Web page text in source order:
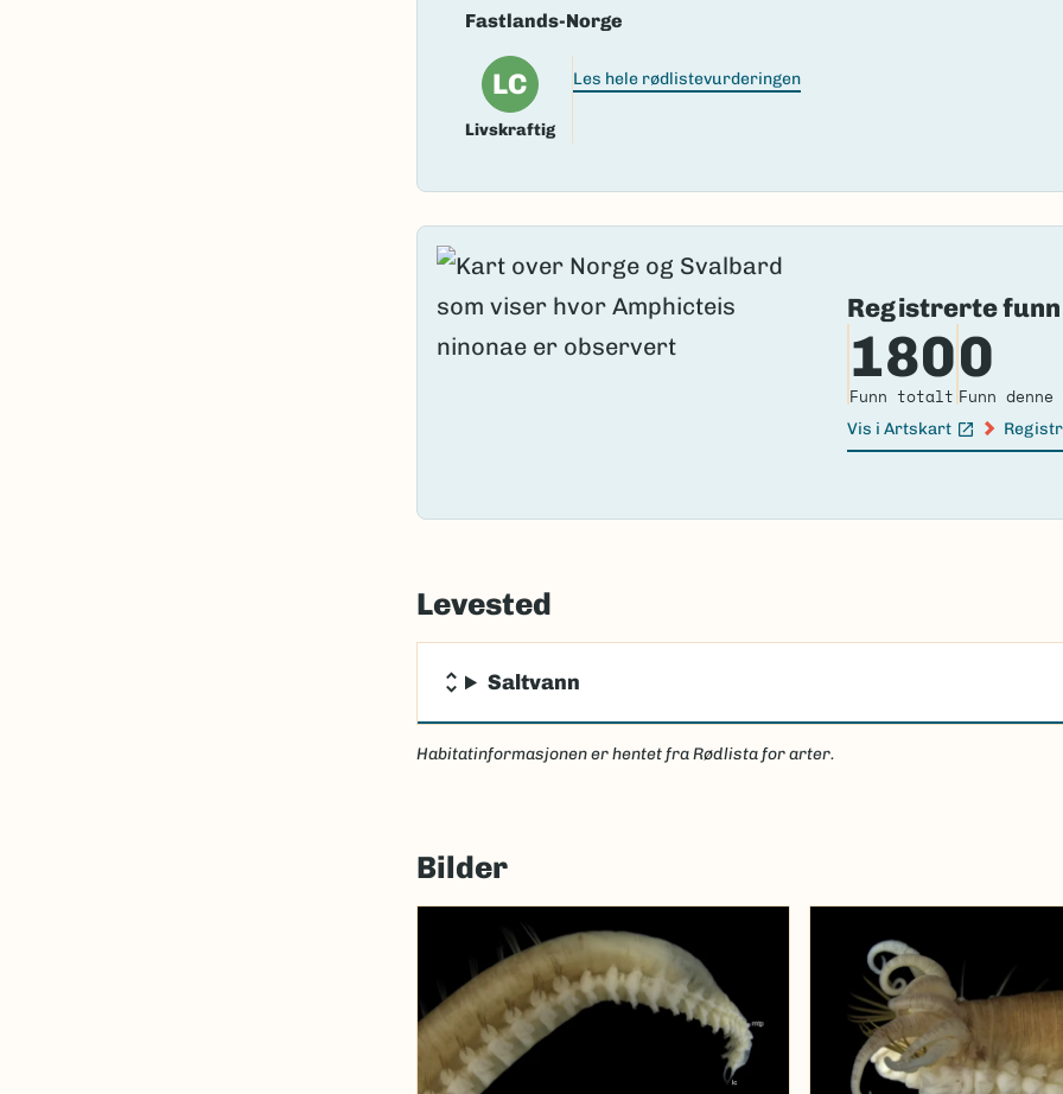
Fastlands-Norge
LC
Livskraftig
Les hele rødlistevurderingen
Registrerte funn
180
Funn totalt
0
Funn denne
Vis i Artskart
(Ekstern lenke)
Levested
Saltvann
Habitatinformasjonen er hentet fra Rødlista for arter.
Bilder